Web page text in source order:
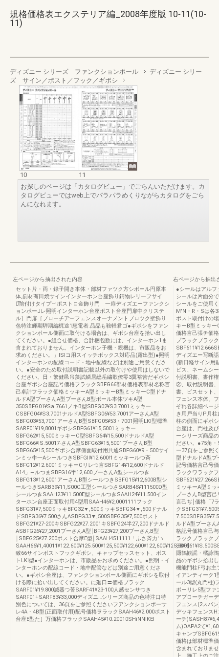
規格価格表エクステリア編_2008年度版 10-11(10-
11)
ディズニー シリーズ ファンクションポール
ディズニー シリー
ズ サイン／ポスト／フック／ギボシ
10
11
お探しのページは「カタログビュー」でごらんいただけます。カ
タログビューではweb上でパラパラめくりながらカタログをごら
んになれます。
左ページから抽出された内容
セット片・両・録子開き本体・部材ファツク方シポール円原本
体,罰材有田焼サインインターホン台座飾り錆物レリーフサイ
ン͡前付けタイプ︶ポストロ金飾り門 一扉ディズエーファンクシ
ョンポーJレ照明インターホン台座ポスト台座門扉中クリステ
ル］門扉［ブローチア︺フェンスオーナメントブロツク壁飾り
色特注輝期騨期編梶途1慈電者.品品も鞍軽君ゴ●ギボシをファン
クションポール側面に取付ける場合は、ギボシ台座を拾い出し
てください。●組合せ価格、合計梱包数には、インターホン1ま
含まれておりません。インターホン子機・親機は、市販品をお
求めください。」lSlコ用スイッチボックス対応品(露出型)●照明
インターホンの配線コード・地中配線などは別途ご用意くださ
い。●安全のため取付説明書記載以外の取付けや使用はしないで
ください。日・繁健邑吊藻試鱗居総岳繍歌僚零3翼裕苦だギボシ
台座ギボシ台座記号価格フラックSBFG66部材価格表部材名称言
己卓計フラック価格ミッキーA型ミッキーB型ミッキーC型ドナ
ルドA型ブーさんA型ブーさんB型ポール本体ツキA型
350SBFG01¥Sa.7661ノキB型SBFG02¥S3.7001ミッキー
CSBFG04¥S3.7001ナルドA型SBFG06¥53.7001アーさんA型
SBFG03¥53,7001アーさんB型SBFG05¥53・7001照明LKl型標準
SARF01¥19,8001ギボシSBFG61¥15,5001ミッキー
SBFG62¥15,500ミッキーC型SBFG64¥15,500ドナルドA型
SBFG66¥lS.50017-さんA型SBFG63¥15,5001ブーさんB型
SBFG65¥15,500ギボシ合摩側面取付用共通SBFG60¥9・500サイ
ンミッ牛一AシールつきSBFGll¥12.600!1ミッキールつ斉
SBFG12¥12.6001ミッキーCリレつ言SBFG14¥12,600ドナルド
A14」―ルつまSBFG16半12,600ブーさんA型シールつき
SBFG13¥12,6001アーさんB型シールつきSBFG15¥12,600B型シ
ールつきSARB39¥11,S00C工型シールつさSARB46¥111500D型
シールつきSAAH23¥11.500E型シールつきSAAH24¥11.500イン
ターホン台座正面取付用4型用SAAH46¥2,0001111フック
SBFG31¥7,500ミッキBFG32▼,500ミッキSBFG34▼,500ドナル
ドSBFG36¥7.500さんASBFG33▼,500SBFG35¥7,500ポスト
SBFG21¥27‐200キSBFG22¥27.2001キSBFG24半27,200ドナルド
ASBFG26¥27,2001プーさんA型￨BFG23¥27,200ブーさんB型
￨SBFG25¥27.200ポスト合摩E型￨SAAH4511111「ふさ斉力′ヽ
SAAH66¥1,40011¥122.600¥125.500¥125,500¥122,600¥122,600¥125,500】
致66サインポストフックギボシ、キャップセッスセット、ポス
トLKl型●インターホンは、市販品をお求めください。●照明・イ
ンターホンの配線コード・地中配管などは別途ご用意くださ
い。●ギボシ台座は、ファンクションポール側面にギボシを取付
ける際に拾い出してください。に廻口〓価格ブラック
SARF01¥19.800減器つ苦SARF41¥23‐100人感センサつき
SARF01+SARF83¥33,000ディズニ…シリーズ商品の色特注口特
別色については、36頁をご参照くださいフアンクションポーサ
レ4A・4B型(正面取付用)配号価格ヲラックSAAH46¥2.000ポスト
台座E型た］万価格フラックSAAH45¥10.20010SHiNNIKEl
右ページから抽出
●シールはアルフ
シールは片面分
シールをご使用
M'N・R・Sは各
ポスト取付けの
キーB型ミッキ
価格言己張チ価
プラックブラッ
ディズエー写断
(新日軽サイン
ビス、ネームシ
付説明書、書作
②、取付説明書
書、ビスセット
フェンス本体、
ぞれ各詳細ベー
き用戸当りP月
柱の側面にギボ
台座は、門柱及
ーシリーズ商品
ださい。●75角
ー37頁をご参照
型ドナルドA型プ
記号価格言己号
ラックワラック
ミッキーA型ミ
プーさんB型言
言己ぢ￨価格「7
ク
ルドA型プーさ
格記号価格言己
ラックブラック
隠鶴観謡・橘詠
品のギボシ拾出
機能門柱F弓お主
イアンティーク1
ール3型(丸門柱)
ポーリレ5型ファ
アプローチガー
フェンス(2スパ
デッキフェンス
ーチ
ム)ЭAPA2て
キャンプ
価格は部材標準
含まれておりま